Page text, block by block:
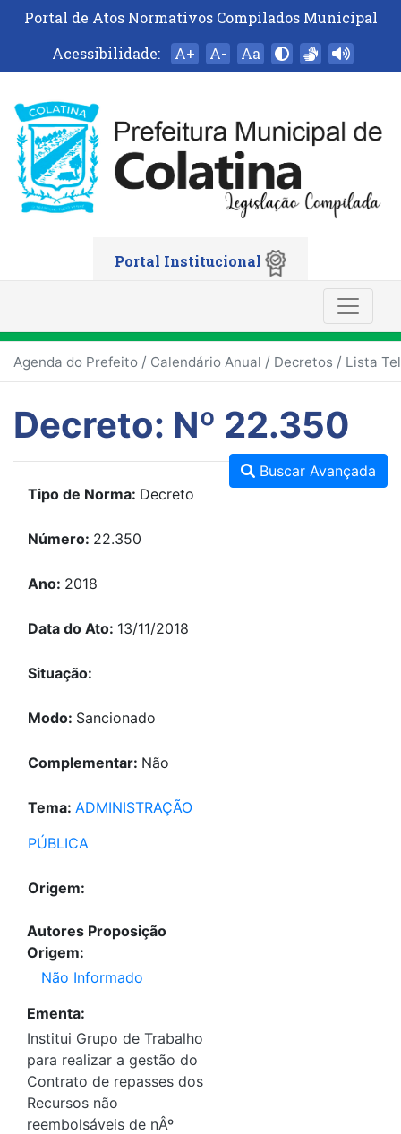
Portal de Atos Normativos Compilados Municipal
Acessibilidade:
A+ A- Aa
Portal Institucional
Agenda do Prefeito / Calendário Anual / Decretos / Lista
Decreto: Nº 22.350
Buscar Avançada
Tipo de Norma: Decreto
Número: 22.350
Ano: 2018
Data do Ato: 13/11/2018
Situação:
Modo: Sancionado
Complementar: Não
Tema: ADMINISTRAÇÃO
PÚBLICA
Origem:
Autores Proposição
Origem:
Não Informado
Ementa:
Institui Grupo de Trabalho
para realizar a gestão do
Contrato de repasses dos
Recursos não
reembolsáveis de nÂº